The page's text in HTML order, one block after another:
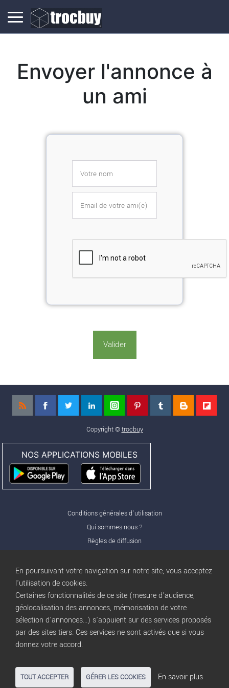
Envoyer l'annonce à
un ami
Copyright ©trocbuy
NOS APPLICATIONS MOBILES
Conditions générales d'utilisation
Qui sommes nous ?
Règles de diffusion
Nos offres Pro
Publicité
Conditions d’Utilisation
Privacy Policy
Blogtrocbuy
Gestion des cookies
Nous contacter
En poursuivant votre navigation sur notre site, vous acceptez
l'utilisation de cookies.
Certaines fonctionnalités de ce site (mesure d'audience,
géolocalisation des annonces, mémorisation de votre
sélection d'annonces...) s'appuient sur des services proposés
par des sites tiers. Ces services ne sont activés que si vous
donnez votre accord.
TOUT ACCEPTER GÉRER LES COOKIES En savoir plus